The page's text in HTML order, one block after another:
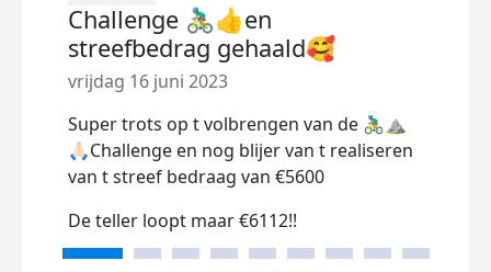
Challenge 🚴🏽‍♂️👍en
streefbedrag gehaald🥰
vrijdag 16 juni 2023
Super trots op t volbrengen van de 🚴🏽‍♂️⛰️
🙏🏻Challenge en nog blijer van t realiseren
van t streef bedraag van €5600
De teller loopt maar €6112!!